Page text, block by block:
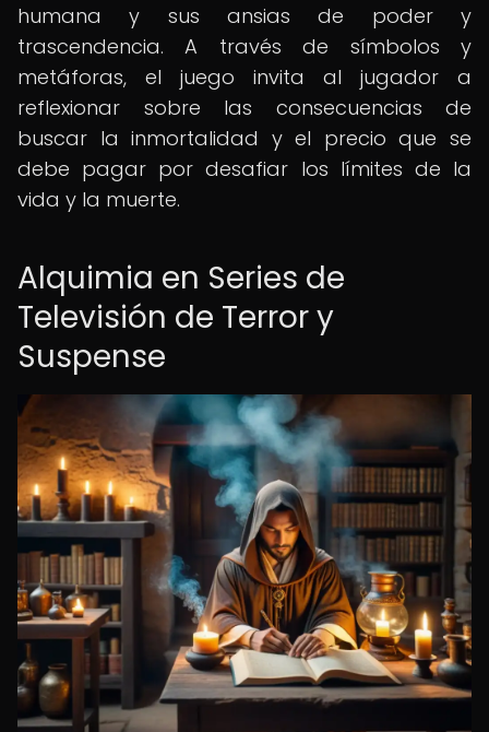
humana y sus ansias de poder y
trascendencia. A través de símbolos y
metáforas, el juego invita al jugador a
reflexionar sobre las consecuencias de
buscar la inmortalidad y el precio que se
debe pagar por desafiar los límites de la
vida y la muerte.
Alquimia en Series de
Televisión de Terror y
Suspense